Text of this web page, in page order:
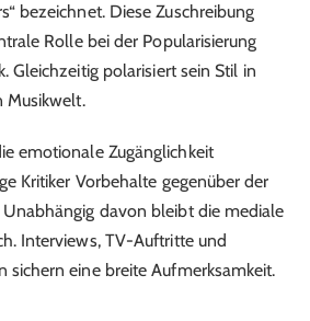
bezeichnet. Diese Zuschreibung
Rolle bei der Popularisierung
Gleichzeitig polarisiert sein Stil in
Musikwelt.
emotionale Zugänglichkeit
Kritiker Vorbehalte gegenüber der
davon bleibt die mediale
Interviews, TV-Auftritte und
sichern eine breite Aufmerksamkeit.